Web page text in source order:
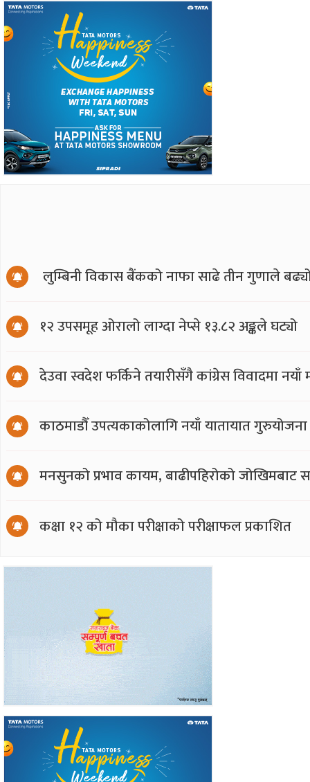
लुम्बिनी विकास बैंकको नाफा साढे तीन गुणाले
१२ उपसमूह ओरालो लाग्दा नेप्से १३.८२ अङ्कले घट्यो
देउवा स्वदेश फर्किने तयारीसँगै कांग्रेस विवादमा
काठमाडौँ उपत्यकाकोलागि नयाँ यातायात
मनसुनको प्रभाव कायम, बाढीपहिरोको जोखिमबाट
कक्षा १२ को मौका परीक्षाको परीक्षाफल प्रकाशित